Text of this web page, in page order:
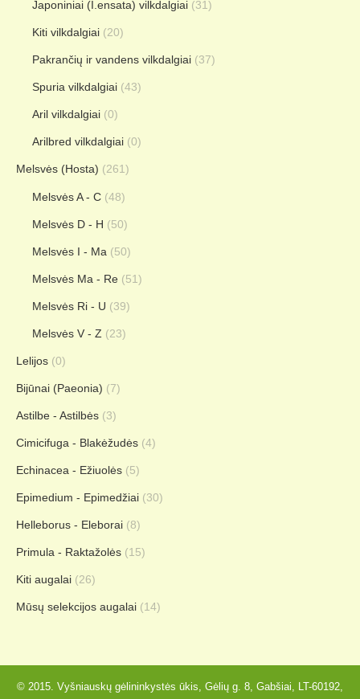
Japoniniai (I.ensata) vilkdalgiai (31)
Kiti vilkdalgiai (20)
Pakrančių ir vandens vilkdalgiai (37)
Spuria vilkdalgiai (43)
Aril vilkdalgiai (0)
Arilbred vilkdalgiai (0)
Melsvės (Hosta) (261)
Melsvės A - C (48)
Melsvės D - H (50)
Melsvės I - Ma (50)
Melsvės Ma - Re (51)
Melsvės Ri - U (39)
Melsvės V - Z (23)
Lelijos (0)
Bijūnai (Paeonia) (7)
Astilbe - Astilbės (3)
Cimicifuga - Blakėžudės (4)
Echinacea - Ežiuolės (5)
Epimedium - Epimedžiai (30)
Helleborus - Eleborai (8)
Primula - Raktažolės (15)
Kiti augalai (26)
Mūsų selekcijos augalai (14)
© 2015. Vyšniauskų gėlininkystės ūkis, Gėlių g. 8, Gabšiai, LT-60192,